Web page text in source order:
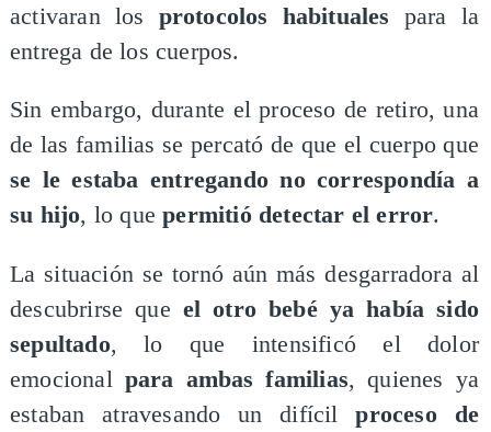
activaran los protocolos habituales para la
entrega de los cuerpos.
Sin embargo, durante el proceso de retiro, una
de las familias se percató de que el cuerpo que
se le estaba entregando no correspondía a
su hijo, lo quepermitió detectar el error.
La situación se tornó aún más desgarradora al
descubrirse que el otro bebé ya había sido
sepultado, lo que intensificó el dolor
emocional para ambas familias, quienes ya
estaban atravesando un difícilproceso de